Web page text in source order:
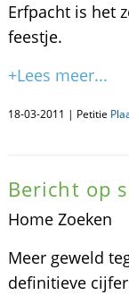
Erfpacht is het
feestje.
+Lees meer...
18-03-2011 | Petitie
Bericht op
Home Zoeken
Meer geweld
definitieve